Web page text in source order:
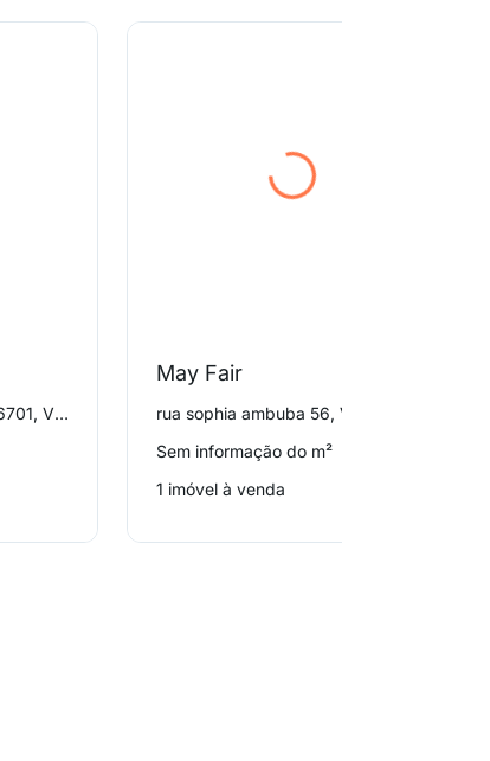
avenida giovanni gronchi 6701, Vila Andrade
May Fair
Sem informação do m²
1 imóvel à venda